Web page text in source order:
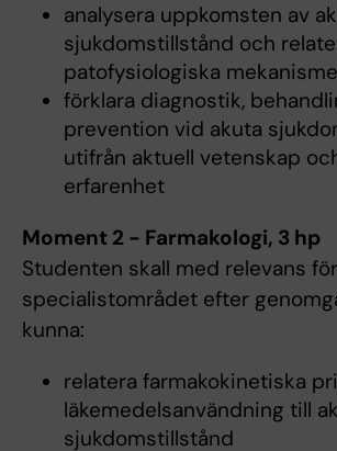
analysera uppkomsten av
sjukdomstillstånd och
patofysiologiska
förklara diagnostik,
prevention vid akuta
utifrån aktuell vetenskap
erfarenhet
Moment 2 - Farmakologi, 3 hp
Studenten skall med relevans för
specialistområdet efter
kunna:
relatera farmakokinetiska
läkemedelsanvändning till
sjukdomstillstånd